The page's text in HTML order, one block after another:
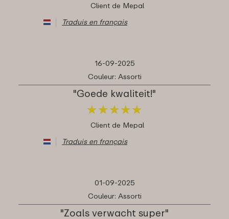
Client de Mepal
Traduis en français
16-09-2025
Couleur: Assorti
"Goede kwaliteit!"
★★★★★
★★★★★
Client de Mepal
Traduis en français
01-09-2025
Couleur: Assorti
"Zoals verwacht super"